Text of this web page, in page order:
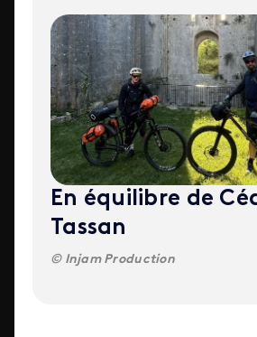
En équilibre de
Tassan
Injam Production